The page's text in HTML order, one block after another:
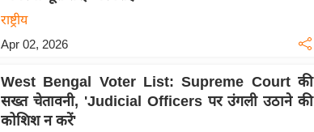
राष्ट्रीय
Apr 02, 2026
West Bengal Voter List: Supreme Court की
सख्त चेतावनी, 'Judicial Officers पर उंगली उठाने की
कोशिश न करें'